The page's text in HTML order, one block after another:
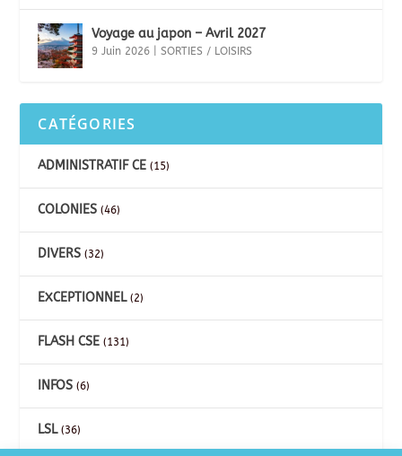
Voyage au japon – Avril 2027
9 Juin 2026 |SORTIES / LOISIRS
CATÉGORIES
ADMINISTRATIF CE (15)
COLONIES (46)
DIVERS (32)
EXCEPTIONNEL(2)
FLASH CSE (131)
INFOS (6)
LSL(36)